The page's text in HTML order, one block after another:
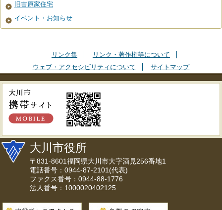
旧吉原家住宅
イベント・お知らせ
リンク集
リンク・著作権等について
ウェブ・アクセシビリティについて
サイトマップ
大川市役所
〒831-8601福岡県大川市大字酒見256番地1
電話番号：0944-87-2101(代表)
ファクス番号：0944-88-1776
法人番号：1000020402125